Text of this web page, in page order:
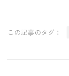
この記事のタグ：